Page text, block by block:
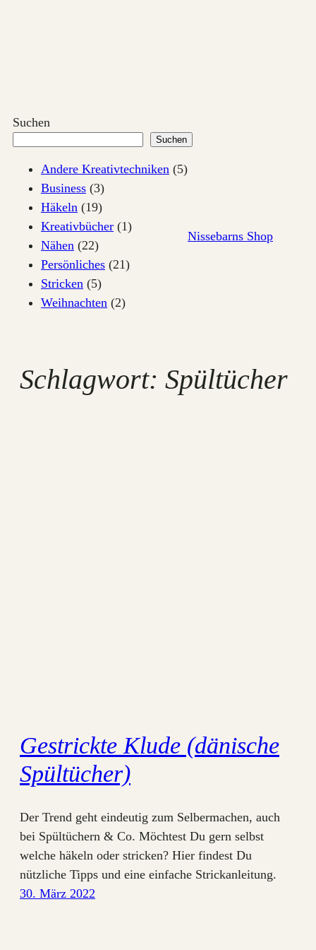
Suchen
Suchen
Andere Kreativtechniken (5)
Business (3)
Häkeln (19)
Kreativbücher (1)
Nähen (22)
Persönliches (21)
Stricken (5)
Weihnachten (2)
Nissebarns Shop
Schlagwort: Spültücher
Gestrickte Klude (dänische
Spültücher)
Der Trend geht eindeutig zum Selbermachen, auch
bei Spültüchern & Co. Möchtest Du gern selbst
welche häkeln oder stricken? Hier findest Du
nützliche Tipps und eine einfache Strickanleitung.
30. März 2022